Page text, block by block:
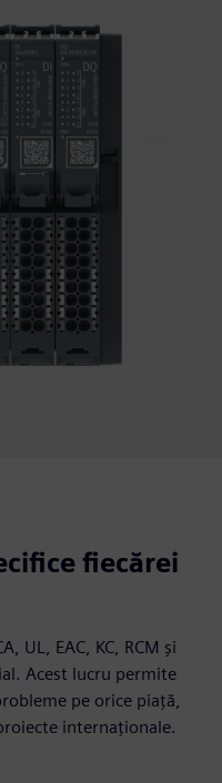
fiecărei
UL, EAC, KC, RCM și
Acest lucru permite
pe orice piață,
internaționale.